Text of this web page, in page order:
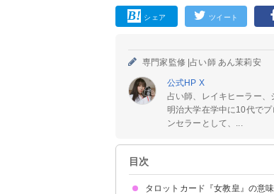
シェア ツイート
専門家監修 |占い師 あん茉莉安
公式HP X
占い師、レイキヒーラー、
明治大学在学中に10代で
ンセラーとして、...
目次
タロットカード『女教皇』の意